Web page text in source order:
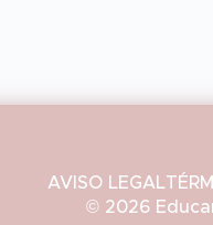
AVISO LEGAL
© 2026